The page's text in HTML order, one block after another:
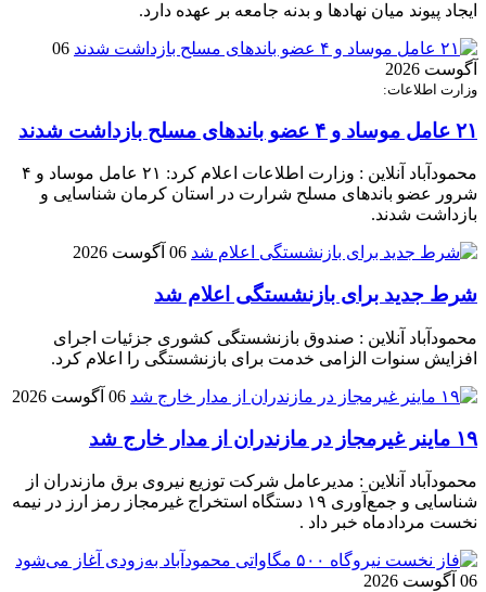
ایجاد پیوند میان نهادها و بدنه جامعه بر عهده دارد.
06
آگوست 2026
وزارت اطلاعات:
۲۱ عامل موساد و ۴ عضو باند‌های مسلح بازداشت شدند
محمودآباد آنلاین : وزارت اطلاعات اعلام کرد: ۲۱ عامل موساد و ۴
شرور عضو باند‌های مسلح شرارت در استان کرمان شناسایی و
بازداشت شدند.
06 آگوست 2026
شرط جدید برای بازنشستگی اعلام شد
محمودآباد آنلاین : صندوق بازنشستگی کشوری جزئیات اجرای
افزایش سنوات الزامی خدمت برای بازنشستگی را اعلام کرد.
06 آگوست 2026
۱۹ ماینر غیرمجاز در مازندران از مدار خارج شد
محمودآباد آنلاین : مدیرعامل شرکت توزیع نیروی برق مازندران از
شناسایی و جمع‌آوری ۱۹ دستگاه استخراج غیرمجاز رمز ارز در نیمه
نخست مردادماه خبر داد .
06 آگوست 2026